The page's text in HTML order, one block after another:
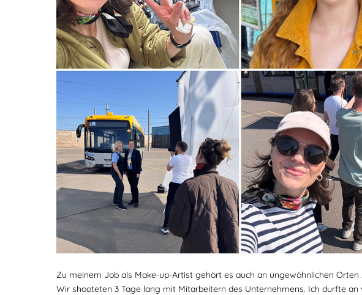
Zu meinem Job als Make-up-Artist gehört es auch an ungewöhnlichen
Wir shooteten 3 Tage lang mit Mitarbeitern des Unternehmens. Ich durfte